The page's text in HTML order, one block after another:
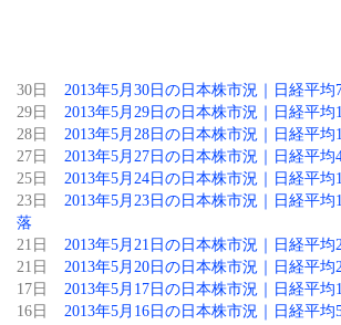
30日
2013年5月30日の日本株市況｜日経平均
29日
2013年5月29日の日本株市況｜日経平均
28日
2013年5月28日の日本株市況｜日経平均
27日
2013年5月27日の日本株市況｜日経平均
25日
2013年5月24日の日本株市況｜日経平均
23日
2013年5月23日の日本株市況｜日経平均
落
21日
2013年5月21日の日本株市況｜日経平均
21日
2013年5月20日の日本株市況｜日経平均
17日
2013年5月17日の日本株市況｜日経平均
16日
2013年5月16日の日本株市況｜日経平均